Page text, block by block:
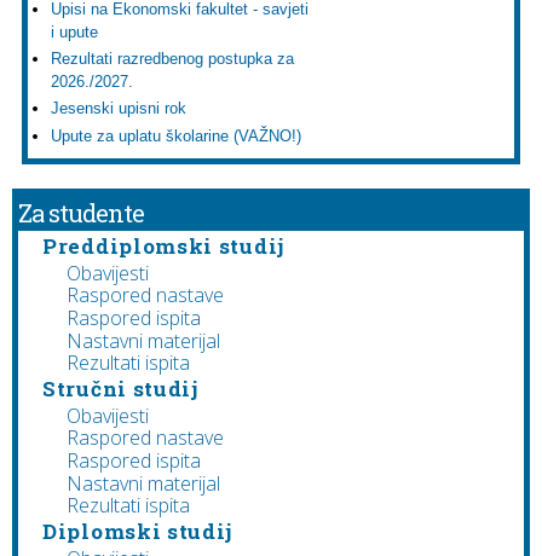
Upisi na Ekonomski fakultet - savjeti
i upute
Rezultati razredbenog postupka za
2026./2027.
Jesenski upisni rok
Upute za uplatu školarine (VAŽNO!)
Za studente
Preddiplomski studij
Obavijesti
Raspored nastave
Raspored ispita
Nastavni materijal
Rezultati ispita
Stručni studij
Obavijesti
Raspored nastave
Raspored ispita
Nastavni materijal
Rezultati ispita
Diplomski studij